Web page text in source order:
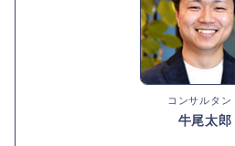
コンサルタン
牛尾太郎